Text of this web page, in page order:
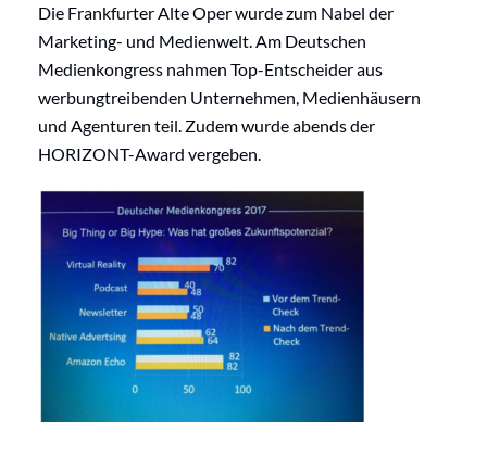
Die Frankfurter Alte Oper wurde zum Nabel der
Marketing- und Medienwelt. Am Deutschen
Medienkongress nahmen Top-Entscheider aus
werbungtreibenden Unternehmen, Medienhäusern
und Agenturen teil. Zudem wurde abends der
HORIZONT-Award vergeben.